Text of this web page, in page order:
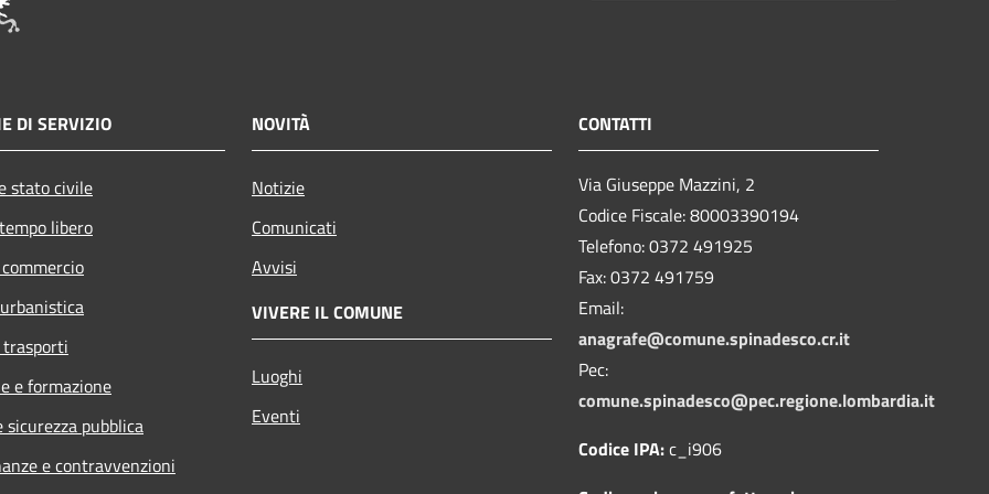
DI SERVIZIO
stato civile
libero
e formazione
sicurezza pubblica
e contravvenzioni
NOVITÀ
Notizie
Comunicati
Avvisi
VIVERE IL COMUNE
Luoghi
Eventi
CONTATTI
Via Giuseppe Mazzini, 2
Codice Fiscale: 80003390194
Telefono:0372 491925
Fax:0372 491759
Email:
anagrafe@comune.spinadesco.cr.it
Pec:
comune.spinadesco@pec.regione.lombardia.it
Codice IPA:c_i906